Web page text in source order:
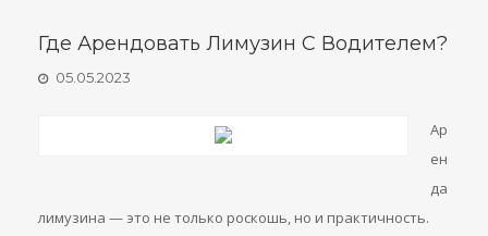
Где Арендовать Лимузин С Водителем?
05.05.2023
Ар
ен
да
лимузина — это не только роскошь, но и практичность.